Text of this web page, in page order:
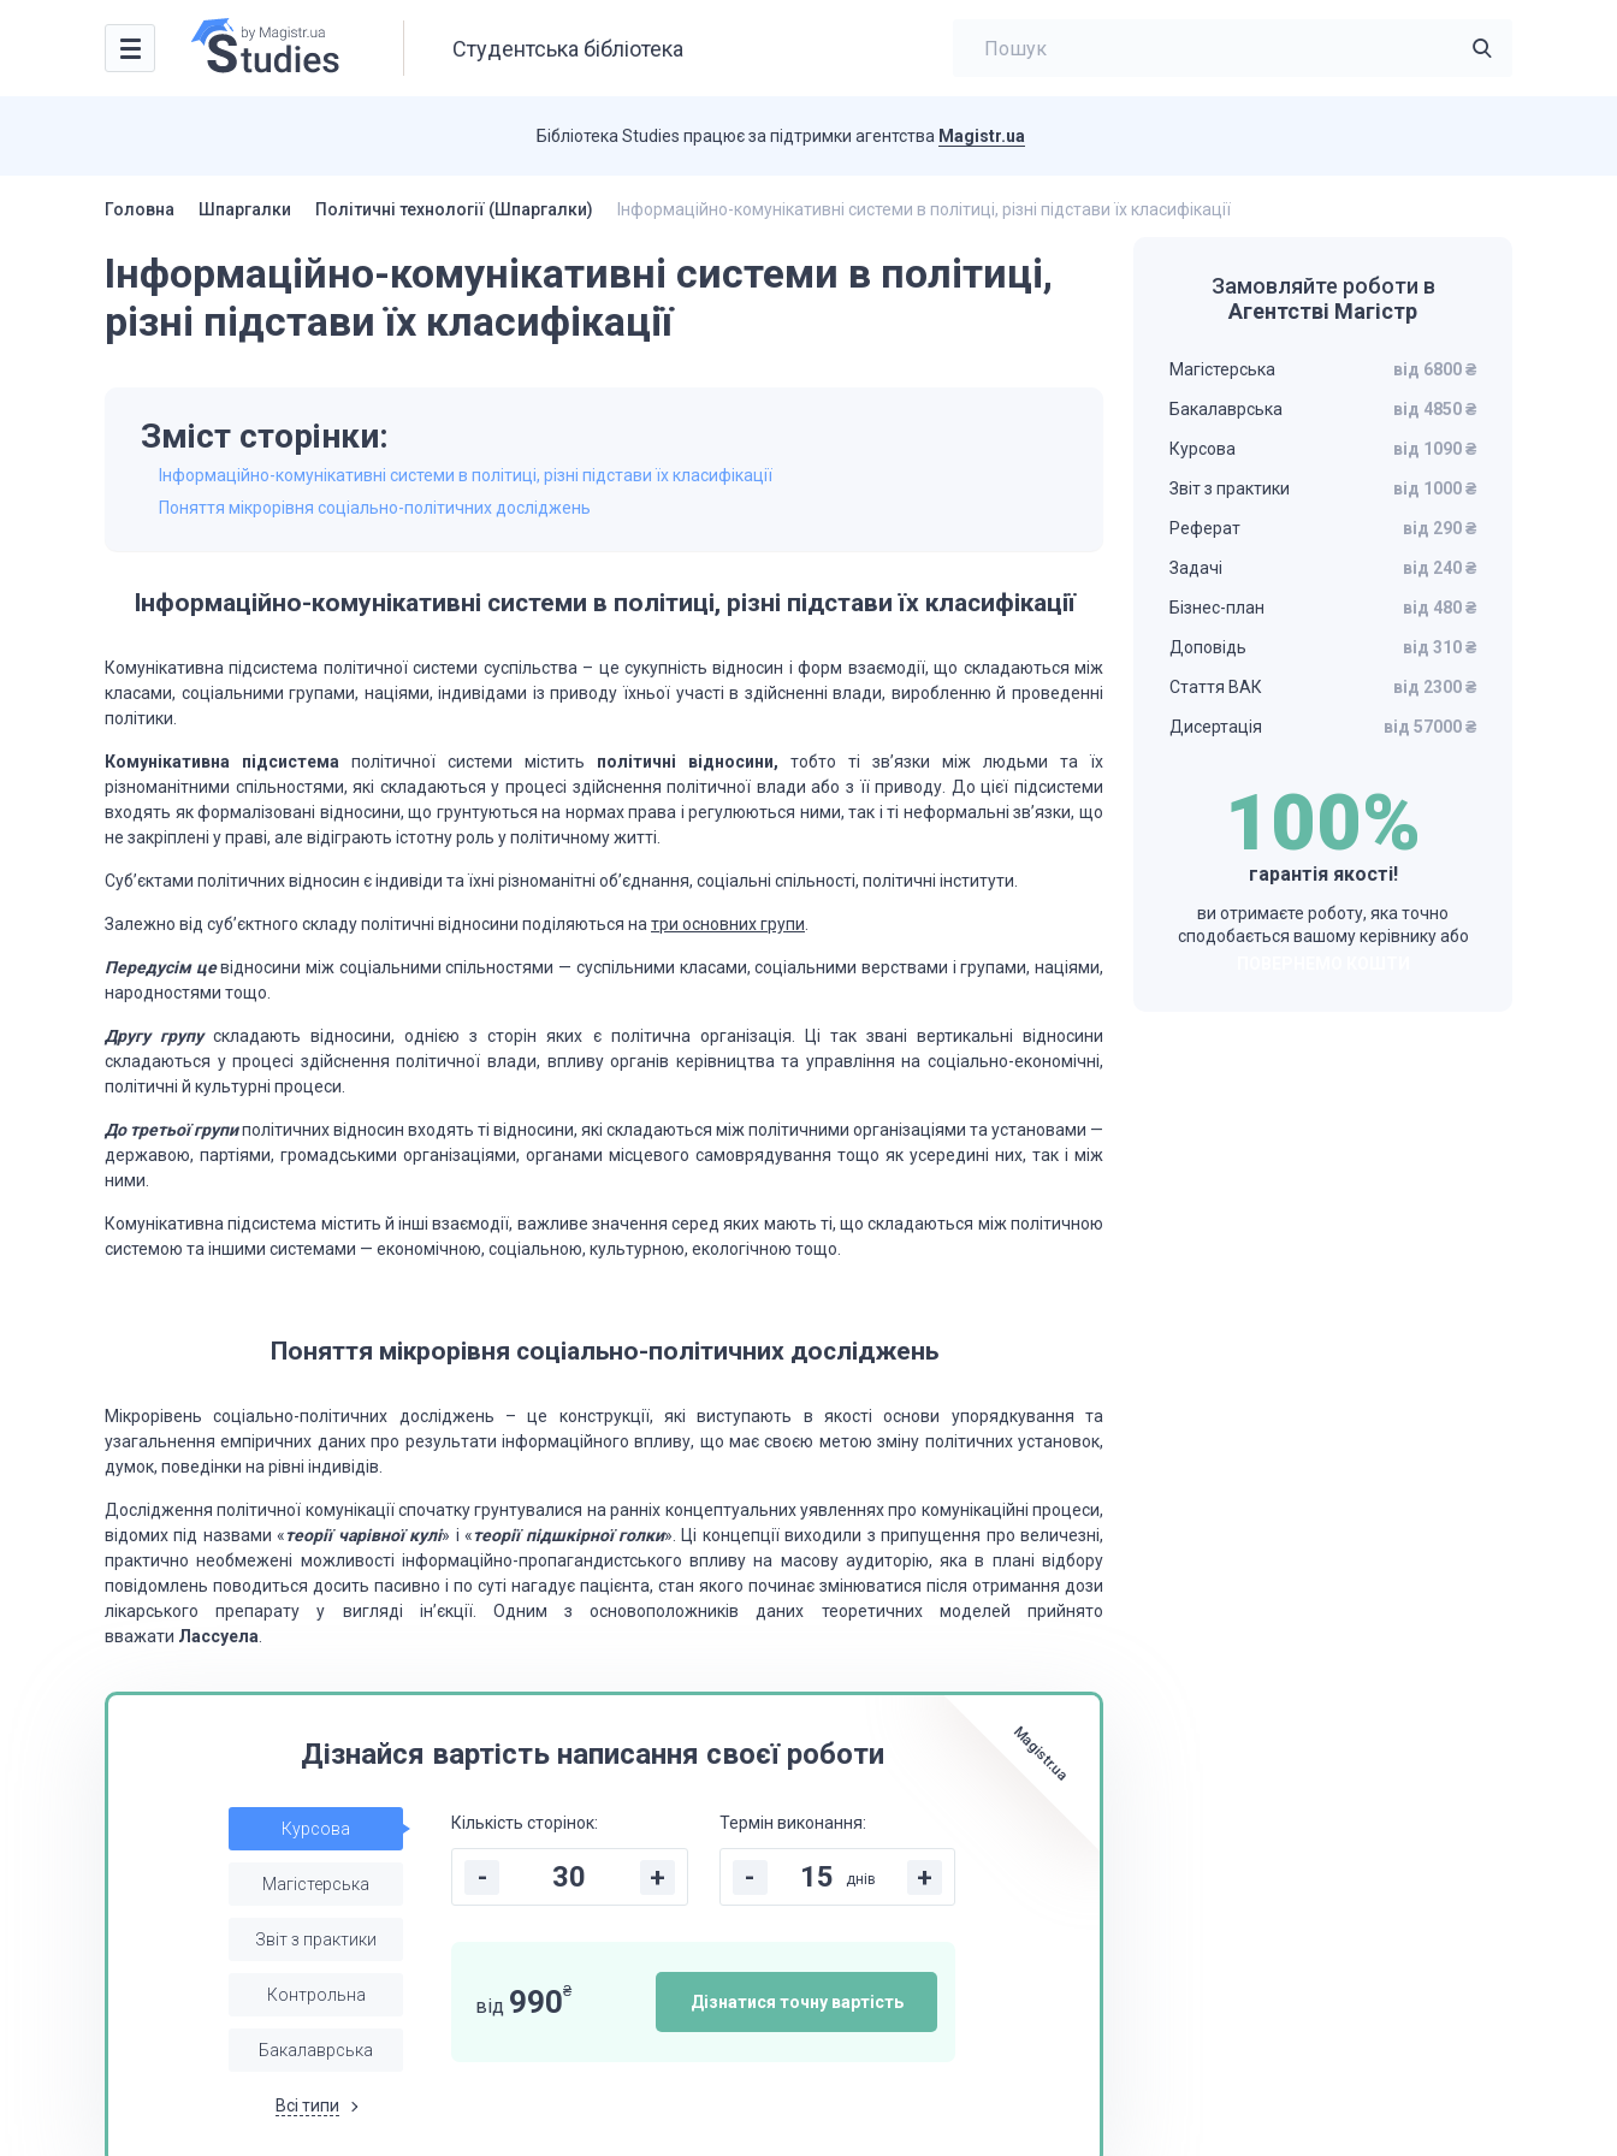
Студентська бібліотека
Бібліотека Studies працює за підтримки агентства Magistr.ua
Головна Шпаргалки Політичні технології (Шпаргалки) Інформаційно-комунікативні системи в політиці, різні підстави їх класифікації
Інформаційно-комунікативні системи в політиці,
різні підстави їх класифікації
Зміст сторінки:
Інформаційно-комунікативні системи в політиці, різні підстави їх класифікації
Поняття мікрорівня соціально-політичних досліджень
Інформаційно-комунікативні системи в політиці, різні підстави їх класифікації
Комунікативна підсистема політичної системи суспільства – це сукупність відносин і форм взаємодії, що складаються між
класами, соціальними групами, націями, індивідами із приводу їхньої участі в здійсненні влади, виробленню й проведенні
політики.
Комунікативна підсистема політичної системи містить політичні відносини, тобто ті зв’язки між людьми та їх
різноманітними спільностями, які складаються у процесі здійснення політичної влади або з її приводу. До цієї підсистеми
входять як формалізовані відносини, що грунтуються на нормах права і регулюються ними, так і ті неформальні зв’язки, що
не закріплені у праві, але відіграють істотну роль у політичному житті.
Суб’єктами політичних відносин є індивіди та їхні різноманітні об’єднання, соціальні спільності, політичні інститути.
Залежно від суб’єктного складу політичні відносини поділяються на три основних групи
Передусім цевідносини між соціальними спільностями — суспільними класами, соціальними верствами і групами, націями,
народностями тощо.
Другу групускладають відносини, однією з сторін яких є політична організація. Ці так звані вертикальні відносини
складаються у процесі здійснення політичної влади, впливу органів керівництва та управління на соціально-економічні,
політичні й культурні процеси.
До третьої групиполітичних відносин входять ті відносини, які складаються між політичними організаціями та установами —
державою, партіями, громадськими організаціями, органами місцевого самоврядування тощо як усередині них, так і між
ними.
Комунікативна підсистема містить й інші взаємодії, важливе значення серед яких мають ті, що складаються між політичною
системою та іншими системами — економічною, соціальною, культурною, екологічною тощо.
Поняття мікрорівня соціально-політичних досліджень
Мікрорівень соціально-політичних досліджень – це конструкції, які виступають в якості основи упорядкування та
узагальнення емпіричних даних про результати інформаційного впливу, що має своєю метою зміну політичних установок,
думок, поведінки на рівні індивідів.
Дослідження політичної комунікації спочатку грунтувалися на ранніх концептуальних уявленнях про комунікаційні процеси,
відомих під назвами «теорії чарівної кулі» і «теорії підшкірної голки». Ці концепції виходили з припущення про величезні,
практично необмежені можливості інформаційно-пропагандистського впливу на масову аудиторію, яка в плані відбору
повідомлень поводиться досить пасивно і по суті нагадує пацієнта, стан якого починає змінюватися після отримання дози
лікарського препарату у вигляді ін’єкції. Одним з основоположників даних теоретичних моделей прийнято
вважати Лассуела
Magistr.ua
Дізнайся вартість написання своєї роботи
Курсова
Магістерська
Звіт з практики
Контрольна
Бакалаврська
Всі типи
Кількість сторінок:
- +
Термін виконання:
- днів +
від 990₴
Дізнатися точну вартість
Замовляйте роботи в
Агентстві Магістр
Магістерська від 6800 ₴
Бакалаврська від 4850 ₴
Курсова від 1090 ₴
Звіт з практики від 1000 ₴
Реферат від 290 ₴
Задачі від 240 ₴
Бізнес-план від 480 ₴
Доповідь від 310 ₴
Стаття ВАК від 2300 ₴
Дисертація від 57000 ₴
100%
гарантія якості!
ви отримаєте роботу, яка точно
сподобається вашому керівнику або